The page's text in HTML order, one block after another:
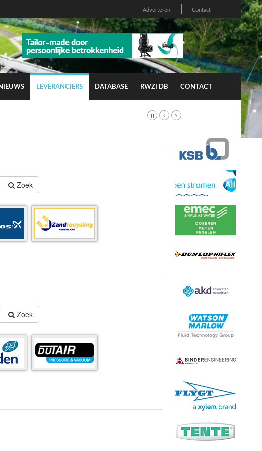
Adverteren Contact
LEVERANCIERS DATABASE RWZI DB CONTACT
Zoek
Zoek